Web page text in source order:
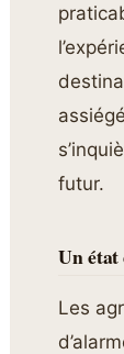
futur.
Un
Les